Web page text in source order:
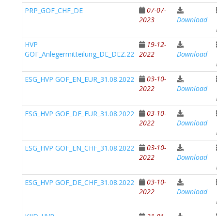
PRP_GOF_CHF_DE
07-07-
2023
Download
HVP
GOF_Anlegermitteilung_DE_DEZ.22
19-12-
2022
Download
ESG_HVP GOF_EN_EUR_31.08.2022
03-10-
2022
Download
ESG_HVP GOF_DE_EUR_31.08.2022
03-10-
2022
Download
ESG_HVP GOF_EN_CHF_31.08.2022
03-10-
2022
Download
ESG_HVP GOF_DE_CHF_31.08.2022
03-10-
2022
Download